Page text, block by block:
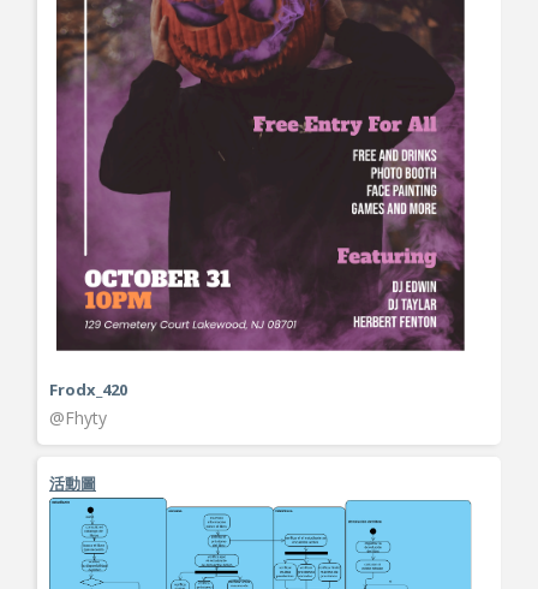
Frodx_420
@Fhyty
活動圖